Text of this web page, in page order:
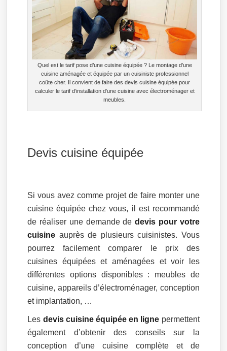
Quel est le tarif pose d’une cuisine équipée ? Le montage d’une
cuisine aménagée et équipée par un cuisiniste professionnel
coûte cher. Il convient de faire des devis cuisine équipée pour
calculer le tarif d’installation d’une cuisine avec électroménager et
meubles.
Devis cuisine équipée
Si vous avez comme projet de faire monter une
cuisine équipée chez vous, il est recommandé
de réaliser une demande dedevis pour votre
cuisine auprès de plusieurs cuisinistes. Vous
pourrez facilement comparer le prix des
cuisines équipées et aménagées et voir les
différentes options disponibles : meubles de
cuisine, appareils d’électroménager, conception
et implantation, …
Les devis cuisine équipée en ligne permettent
également d’obtenir des conseils sur la
conception d’une cuisine complète et de